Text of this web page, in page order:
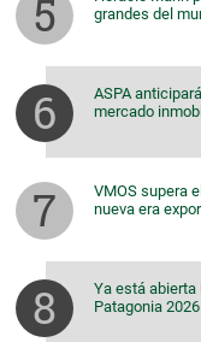
grandes del
ASPA
mercado
VMOS supera
nueva era
Ya está abierta
Patagonia 2026